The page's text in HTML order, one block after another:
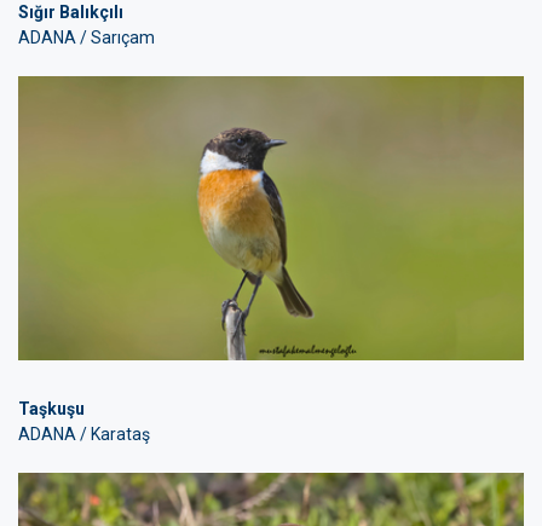
Sığır Balıkçılı
ADANA / Sarıçam
Taşkuşu
ADANA / Karataş